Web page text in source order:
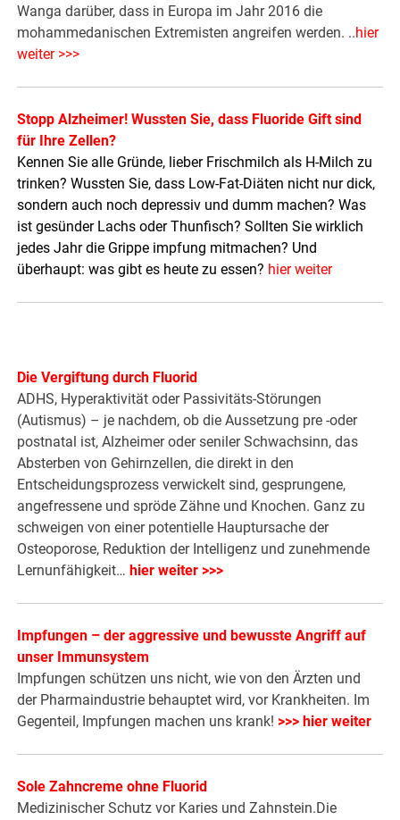
Wanga darüber, dass in Europa im Jahr 2016 die
mohammedanischen Extremisten angreifen werden. ..hier
weiter >>>
Stopp Alzheimer! Wussten Sie, dass Fluoride Gift sind
für Ihre Zellen?
Kennen Sie alle Gründe, lieber Frischmilch als H-Milch zu
trinken? Wussten Sie, dass Low-Fat-Diäten nicht nur dick,
sondern auch noch depressiv und dumm machen? Was
ist gesünder Lachs oder Thunfisch? Sollten Sie wirklich
jedes Jahr die Grippe impfung mitmachen? Und
überhaupt: was gibt es heute zu essen? hier weiter
Die Vergiftung durch Fluorid
ADHS, Hyperaktivität oder Passivitäts-Störungen
(Autismus) – je nachdem, ob die Aussetzung pre -oder
postnatal ist, Alzheimer oder seniler Schwachsinn, das
Absterben von Gehirnzellen, die direkt in den
Entscheidungsprozess verwickelt sind, gesprungene,
angefressene und spröde Zähne und Knochen. Ganz zu
schweigen von einer potentielle Hauptursache der
Osteoporose, Reduktion der Intelligenz und zunehmende
Lernunfähigkeit… hier weiter >>>
Impfungen – der aggressive und bewusste Angriff auf
unser Immunsystem
Impfungen schützen uns nicht, wie von den Ärzten und
der Pharmaindustrie behauptet wird, vor Krankheiten. Im
Gegenteil, Impfungen machen uns krank! >>> hier weiter
Sole Zahncreme ohne Fluorid
Medizinischer Schutz vor Karies und Zahnstein.Die